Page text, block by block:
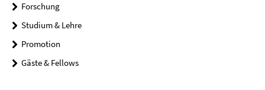
Forschung
Studium & Lehre
Promotion
Gäste & Fellows